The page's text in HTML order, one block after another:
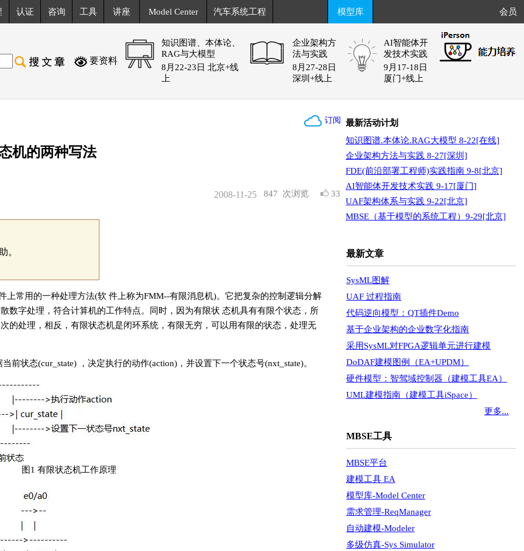
认证 咨询 工具 讲座 Model Center 汽车系统工程 模型库 会员
要资料
知识图谱、本体论、
RAG与大模型
8月22-23日 北京+线
上
企业架构方
法与实践
8月27-28日
深圳+线上
AI智能体开
发技术实践
9月17-18日
厦门+线上
订阅
机的两种写法
847 次浏览 33
2008-11-25
。
上常用的一种处理方法(软 件上称为FMM--有限消息机)。它把复杂的控制逻辑分解
数字处理，符合计算机的工作特点。同时，因为有限状 态机具有有限个状态，所
的处理，相反，有限状态机是闭环系统，有限无穷，可以用有限的状态，处理无
前状态(cur_state) ，决定执行的动作(action)，并设置下一个状态号(nxt_state)。
限状态机工作原理
最新活动计划
知识图谱.本体论.RAG大模型 8-22[在线]
企业架构方法与实践 8-27[深圳]
FDE(前沿部署工程师)实践指南 9-8[北京]
AI智能体开发技术实践 9-17[厦门]
UAF架构体系与实践 9-22[北京]
MBSE（基于模型的系统工程）9-29[北京]
最新文章
SysML图解
UAF 过程指南
代码逆向模型：QT插件Demo
基于企业架构的企业数字化指南
采用SysML对FPGA逻辑单元进行建模
DoDAF建模图例（EA+UPDM）
硬件模型：智驾域控制器（建模工具EA）
UML建模指南（建模工具iSpace）
更多...
MBSE工具
MBSE平台
建模工具 EA
模型库-Model Center
需求管理-ReqManager
自动建模-Modeler
多级仿真-Sys Simulator